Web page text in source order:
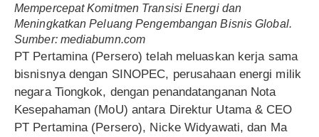
Mempercepat Komitmen Transisi Energi dan
Meningkatkan Peluang Pengembangan Bisnis Global.
Sumber: mediabumn.com
PT Pertamina (Persero) telah meluaskan kerja sama
bisnisnya dengan SINOPEC, perusahaan energi milik
negara Tiongkok, dengan penandatanganan Nota
Kesepahaman (MoU) antara Direktur Utama & CEO
PT Pertamina (Persero), Nicke Widyawati, dan Ma